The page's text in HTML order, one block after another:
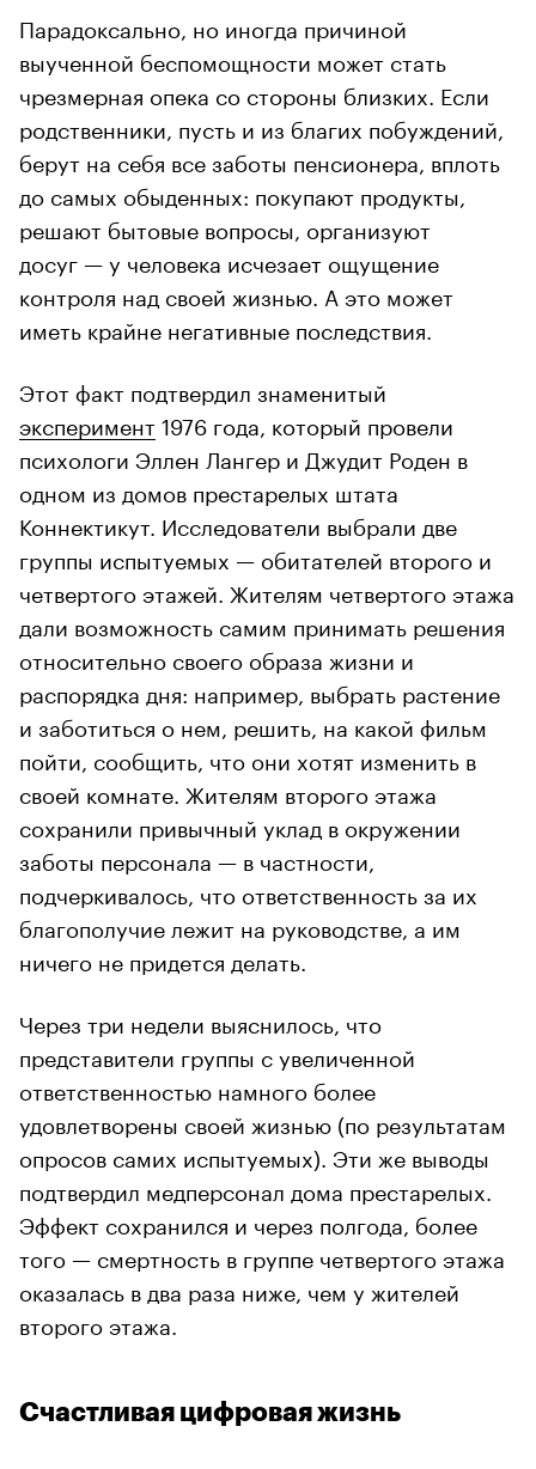
Парадоксально, но иногда причиной
выученной беспомощности может стать
чрезмерная опека со стороны близких. Если
родственники, пусть и из благих побуждений,
берут на себя все заботы пенсионера, вплоть
до самых обыденных: покупают продукты,
решают бытовые вопросы, организуют
досуг — у человека исчезает ощущение
контроля над своей жизнью. А это может
иметь крайне негативные последствия.
Этот факт подтвердил знаменитый
эксперимент1976 года, который провели
психологи Эллен Лангер и Джудит Роден в
одном из домов престарелых штата
Коннектикут. Исследователи выбрали две
группы испытуемых — обитателей второго и
четвертого этажей. Жителям четвертого этажа
дали возможность самим принимать решения
относительно своего образа жизни и
распорядка дня: например, выбрать растение
и заботиться о нем, решить, на какой фильм
пойти, сообщить, что они хотят изменить в
своей комнате. Жителям второго этажа
сохранили привычный уклад в окружении
заботы персонала — в частности,
подчеркивалось, что ответственность за их
благополучие лежит на руководстве, а им
ничего не придется делать.
Через три недели выяснилось, что
представители группы с увеличенной
ответственностью намного более
удовлетворены своей жизнью (по результатам
опросов самих испытуемых). Эти же выводы
подтвердил медперсонал дома престарелых.
Эффект сохранился и через полгода, более
того — смертность в группе четвертого этажа
оказалась в два раза ниже, чем у жителей
второго этажа.
Счастливая цифровая жизнь